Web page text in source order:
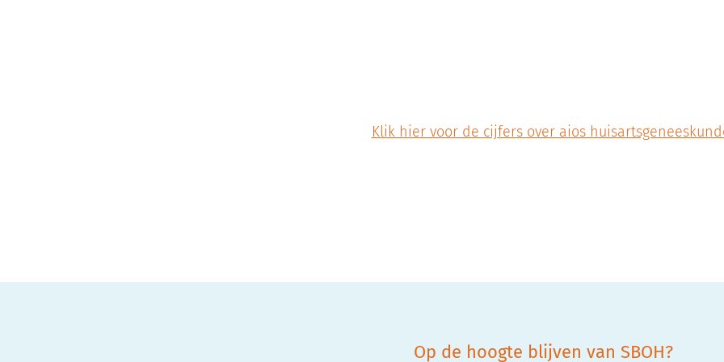
Klik hier voor de cijfers over aios
Op de hoogte blijven van SBOH?